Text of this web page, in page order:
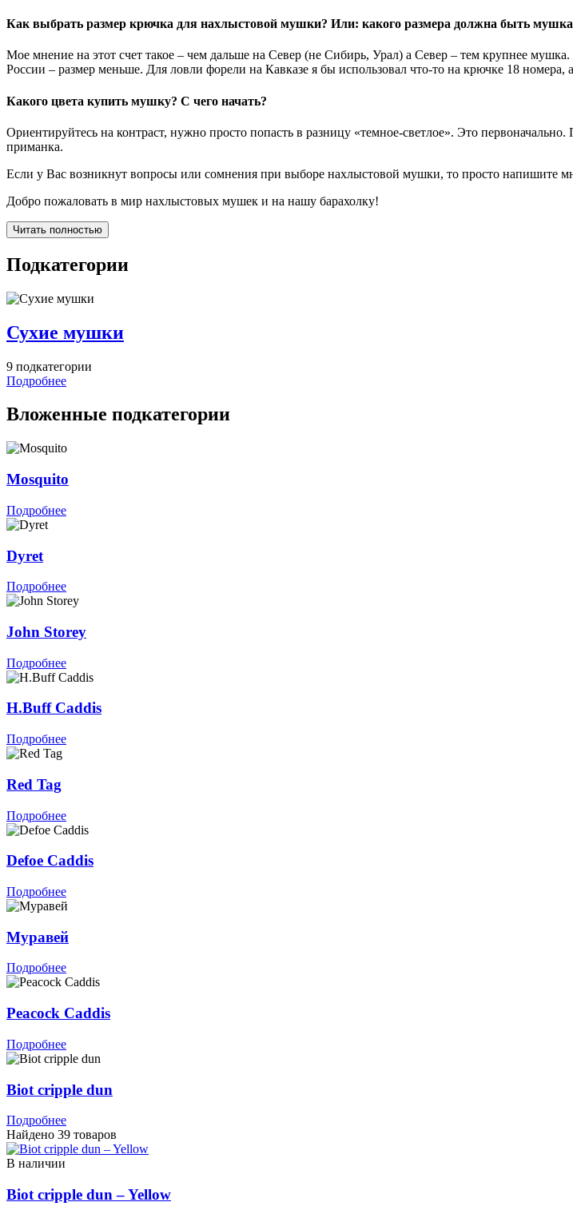
Как выбрать размер крючка для нахлыстовой мушки? Или: какого размера должна быть
Мое мнение на этот счет такое – чем дальше на Север (не Сибирь, Урал) а Север – тем крупнее
России – размер меньше. Для ловли форели на Кавказе я бы использовал что-то на крючке 18 номера,
Какого цвета купить мушку? С чего начать?
Ориентируйтесь на контраст, нужно просто попасть в разницу «темное-светлое». Это
приманка.
Если у Вас возникнут вопросы или сомнения при выборе нахлыстовой мушки, то просто напишите
Добро пожаловать в мир нахлыстовых мушек и на нашу барахолку!
Читать полностью
Подкатегории
Сухие мушки
9 подкатегории
Подробнее
Вложенные подкатегории
Mosquito
Подробнее
Dyret
Подробнее
John Storey
Подробнее
H.Buff Caddis
Подробнее
Red Tag
Подробнее
Defoe Caddis
Подробнее
Муравей
Подробнее
Peacock Caddis
Подробнее
Biot cripple dun
Подробнее
Найдено 39 товаров
В наличии
Biot cripple dun – Yellow